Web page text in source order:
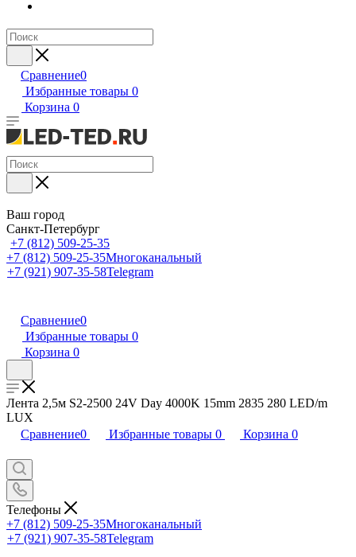
Сравнение0
Избранные товары 0
Корзина 0
Ваш город
Санкт-Петербург
+7 (812) 509-25-35
+7 (812) 509-25-35Многоканальный
+7 (921) 907-35-58Telegram
Сравнение0
Избранные товары 0
Корзина 0
Лента 2,5м S2-2500 24V Day 4000K 15mm 2835 280 LED/m
LUX
Сравнение0 Избранные товары 0 Корзина 0
Телефоны
+7 (812) 509-25-35Многоканальный
+7 (921) 907-35-58Telegram